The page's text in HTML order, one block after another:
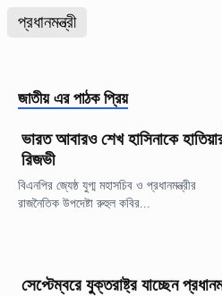
প্রধানমন্ত্রী
জাতীয় এর পাঠক প্রিয়
ভারত আবারও শেখ হাসিনাকে
রিজভী
বিএনপির জ্যেষ্ঠ যুগ্ম মহাসচিব ও প্রধানমন্ত্রীর
রাজনৈতিক উপদেষ্টা রুহুল কবির...
সেপ্টেম্বরে যুক্তরাষ্ট্র যাচ্ছেন